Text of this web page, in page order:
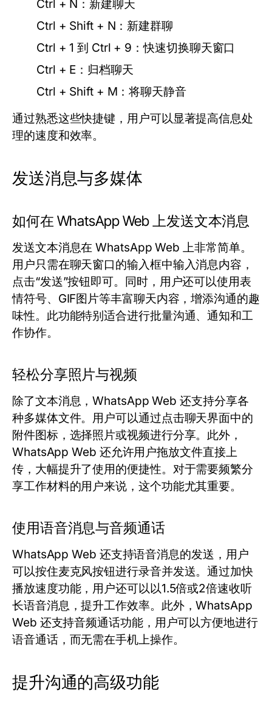
Ctrl + N： 新建聊天
Ctrl + Shift + N： 新建群聊
Ctrl + 1 到 Ctrl + 9：快速切换聊天窗口
Ctrl + E： 归档聊天
Ctrl + Shift + M：将聊天静音
通过熟悉这些快捷键，用户可以显著提高信息处
理的速度和效率。
发送消息与多媒体
如何在 WhatsApp Web 上发送文本消息
发送文本消息在 WhatsApp Web 上非常简单。
用户只需在聊天窗口的输入框中输入消息内容，
点击“发送”按钮即可。同时，用户还可以使用表
情符号、GIF图片等丰富聊天内容，增添沟通的趣
味性。此功能特别适合进行批量沟通、通知和工
作协作。
轻松分享照片与视频
除了文本消息，WhatsApp Web 还支持分享各
种多媒体文件。用户可以通过点击聊天界面中的
附件图标，选择照片或视频进行分享。此外，
WhatsApp Web 还允许用户拖放文件直接上
传，大幅提升了使用的便捷性。对于需要频繁分
享工作材料的用户来说，这个功能尤其重要。
使用语音消息与音频通话
WhatsApp Web 还支持语音消息的发送，用户
可以按住麦克风按钮进行录音并发送。通过加快
播放速度功能，用户还可以以1.5倍或2倍速收听
长语音消息，提升工作效率。此外，WhatsApp
Web 还支持音频通话功能，用户可以方便地进行
语音通话，而无需在手机上操作。
提升沟通的高级功能